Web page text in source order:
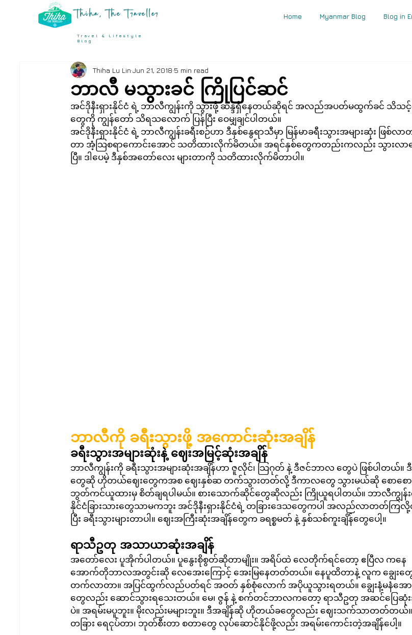
Thiha, The Traveller
Travel & Lifestyle
Blog
Home Myanmar Blog Blog in
ဘာလီ မသွားခင် ကြိုပြင်ဆင်
Thiha Lu Lin Jun 21, 2018 5 min read
အင်ဒိုနီးရှားနိုင်ငံ ရဲ့ ဘာလီကျွန်းကို သွားဖို့ ဆန္ဒရှိနေတယ်ဆိုရင် အလည်အပတ်မထွက်ခင် သိသ
တွေကို ကျွန်တော် သိရသလောက် ပြန်ပြီး ဝေမျှချင်ပါတယ်။
အင်ဒိုနီးရှားနိုင်ငံ ရဲ့ ဘာလီကျွန်းခရီးစဉ်ဟာ ဒီနှစ်နွေရာသီမှာ မြန်မာခရီးသွားအများဆုံး ဖြစ်
တာ အံ့သြစရာကောင်းအောင် သတိထားလိုက်မိတယ်။ အရင်နှစ်တွေကတည်းကလည်း သွားလာန
ပြီ။ ဒါပေမဲ့ ဒီနှစ်အတော်လေး များတာကို သတိထားလိုက်မိတာပါ။
ဘာလီကို ခရီးသွားဖို့ အကောင်းဆုံးအချိန်
ခရီးသွားအများဆုံးနဲ့ ဈေးအမြင့်ဆုံးအချိန်
ဘာလီကျွန်းကို ခရီးသွားအများဆုံးအချိန်ဟာ ဇူလိုင်၊ သြဂုတ် နဲ့ ဒီဇင်ဘာလ တွေပဲ ဖြစ်ပါတယ်။
တွေဆို ဟိုတယ်ဈေးတွေကအစ ဈေးနှစ်ဆ တက်သွားတတ်လို့ ဒီကာလတွေ သွားမယ်ဆို စောစေ
ဘွတ်ကင်ယူထားမှ စိတ်ချရပါမယ်။ စားသောက်ဆိုင်တွေဆိုလည်း ကြိုယူရပါတယ်။ ဘာလီကျွန်
နိုင်ငံခြားသားတွေသာမကဘူး အင်ဒိုနီးရှားနိုင်ငံရဲ့ တခြားဒေသတွေကပါ အလည်လာတတ်ကြ
ပြီး ခရီးသွားများတာပါ။ ဈေးအကြီးဆုံးအချိန်တွေက ခရစ္စမတ် နဲ့ နှစ်သစ်ကူးချိန်တွေပေါ့။
ရာသီဥတု အသာယာဆုံးအချိန်
အတော်လေး ပူအိုက်ပါတယ်။ ပူနွေးစိုစွတ်ဆိုတာမျိုး။ အရိပ်ထဲ လေတိုက်ရင်တော့ ဧပြီလ ကနေ
အောက်တိုဘာလအတွင်းဆို လေအေးကြောင့် အေးမြနေတတ်တယ်။ နေပူထိတာနဲ့ လူက ချွေး
တက်လာတာ။ အပြင်ထွက်လည်ပတ်ရင် အဝတ် နှစ်စုံလောက် အပိုယူသွားရတယ်။ ချွေးနံ့မနံအော
တွေလည်း ဆောင်သွားရသေးတယ်။ မေ၊ ဇွန် နဲ့ စက်တင်ဘာလကတော့ ရာသီဥတု အဆင်ပြေဆုံးအ
ပဲ။ အရမ်းမပူဘူး။ မိုးလည်းမများဘူး။ ဒီအချိန်ဆို ဟိုတယ်ခတွေလည်း ဈေးသက်သာတတ်တယ်။
တခြား ရေငုပ်တာ၊ ဘုတ်စီးတာ စတာတွေ လုပ်ဆောင်နိုင်ဖို့လည်း အရမ်းကောင်းတဲ့အချိန်ပေါ့။